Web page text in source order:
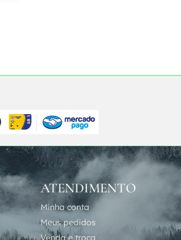
ATENDIMENTO
Minha conta
Meus pedidos
Venda e troca